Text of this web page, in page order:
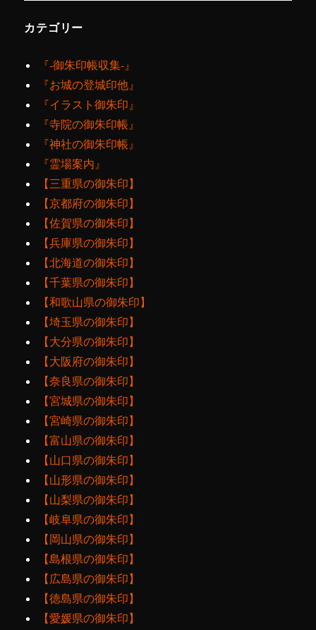
カテゴリー
『‐御朱印帳収集‐』
『お城の登城印他』
『イラスト御朱印』
『寺院の御朱印帳』
『神社の御朱印帳』
『霊場案内』
【三重県の御朱印】
【京都府の御朱印】
【佐賀県の御朱印】
【兵庫県の御朱印】
【北海道の御朱印】
【千葉県の御朱印】
【和歌山県の御朱印】
【埼玉県の御朱印】
【大分県の御朱印】
【大阪府の御朱印】
【奈良県の御朱印】
【宮城県の御朱印】
【宮崎県の御朱印】
【富山県の御朱印】
【山口県の御朱印】
【山形県の御朱印】
【山梨県の御朱印】
【岐阜県の御朱印】
【岡山県の御朱印】
【島根県の御朱印】
【広島県の御朱印】
【徳島県の御朱印】
【愛媛県の御朱印】